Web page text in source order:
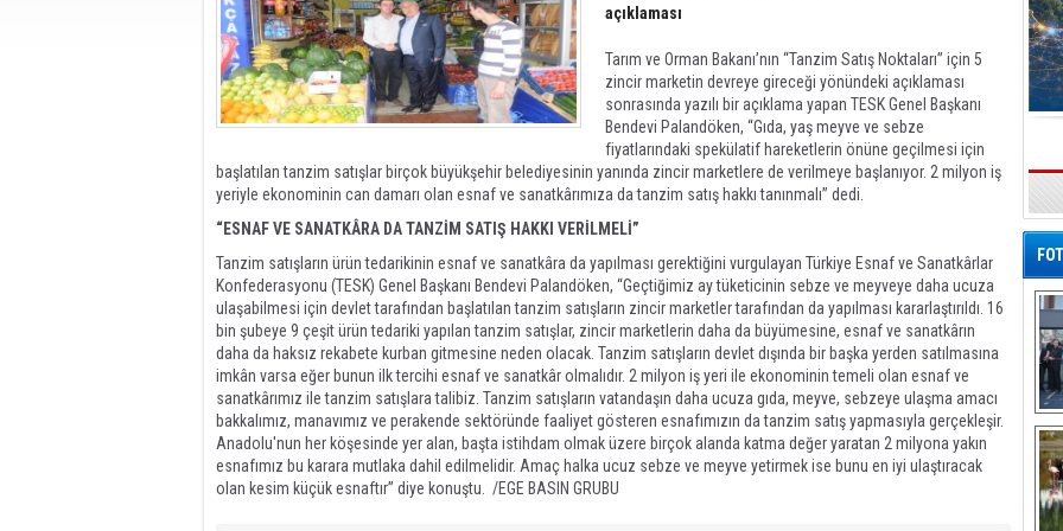
açıklaması
Tarım ve Orman Bakanı’nın “Tanzim Satış Noktaları” için 5
zincir marketin devreye gireceği yönündeki açıklaması
sonrasında yazılı bir açıklama yapan TESK Genel Başkanı
Bendevi Palandöken, “Gıda, yaş meyve ve sebze
fiyatlarındaki spekülatif hareketlerin önüne geçilmesi için
başlatılan tanzim satışlar birçok büyükşehir belediyesinin yanında zincir marketlere de verilmeye başlanıyor. 2 milyon iş
yeriyle ekonominin can damarı olan esnaf ve sanatkârımıza da tanzim satış hakkı tanınmalı” dedi.
“ESNAF VE SANATKÂRA DA TANZİM SATIŞ HAKKI VERİLMELİ”
Tanzim satışların ürün tedarikinin esnaf ve sanatkâra da yapılması gerektiğini vurgulayan Türkiye Esnaf ve Sanatkârlar
Konfederasyonu (TESK) Genel Başkanı Bendevi Palandöken, “Geçtiğimiz ay tüketicinin sebze ve meyveye daha ucuza
ulaşabilmesi için devlet tarafından başlatılan tanzim satışların zincir marketler tarafından da yapılması kararlaştırıldı. 16
bin şubeye 9 çeşit ürün tedariki yapılan tanzim satışlar, zincir marketlerin daha da büyümesine, esnaf ve sanatkârın
daha da haksız rekabete kurban gitmesine neden olacak. Tanzim satışların devlet dışında bir başka yerden satılmasına
imkân varsa eğer bunun ilk tercihi esnaf ve sanatkâr olmalıdır. 2 milyon iş yeri ile ekonominin temeli olan esnaf ve
sanatkârımız ile tanzim satışlara talibiz. Tanzim satışların vatandaşın daha ucuza gıda, meyve, sebzeye ulaşma amacı
bakkalımız, manavımız ve perakende sektöründe faaliyet gösteren esnafımızın da tanzim satış yapmasıyla gerçekleşir.
Anadolu'nun her köşesinde yer alan, başta istihdam olmak üzere birçok alanda katma değer yaratan 2 milyona yakın
esnafımız bu karara mutlaka dahil edilmelidir. Amaç halka ucuz sebze ve meyve yetirmek ise bunu en iyi ulaştıracak
olan kesim küçük esnaftır” diye konuştu. /EGE BASIN GRUBU